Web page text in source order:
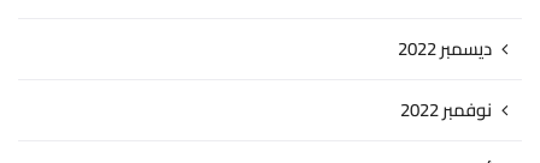
ديسمبر 2022
نوفمبر 2022